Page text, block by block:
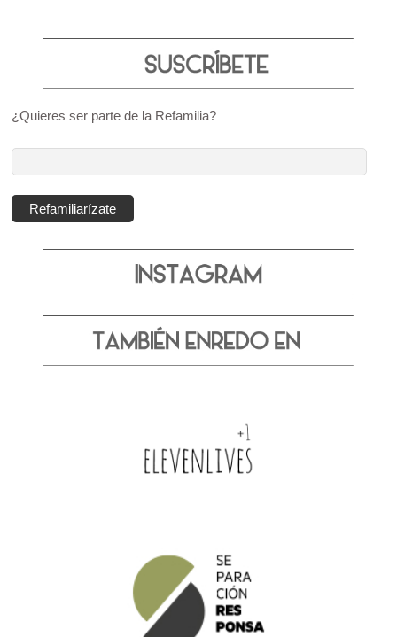
¿Quieres ser parte de la Refamilia?
correo
electrónico:
Refamiliarízate